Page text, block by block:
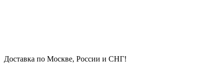
Доставка по Москве, России и СНГ!